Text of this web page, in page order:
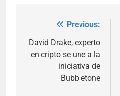
navigation
Previous:
David Drake, experto
en cripto se une a la
iniciativa de
Bubbletone